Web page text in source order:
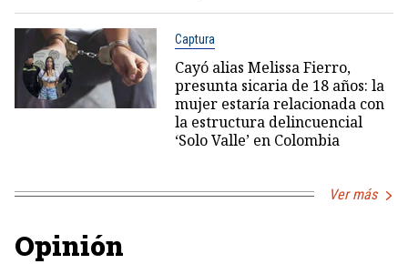
Captura
Cayó alias Melissa Fierro,
presunta sicaria de 18 años: la
mujer estaría relacionada con
la estructura delincuencial
‘Solo Valle’ en Colombia
Ver más
Opinión